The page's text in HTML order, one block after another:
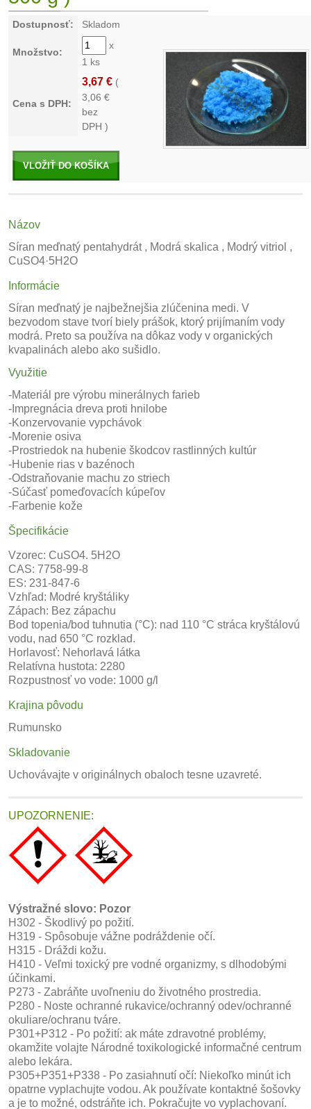
Dostupnosť: Skladom
Množstvo:
x
1 ks
Cena s DPH:
3,67 € (
3,06 €
bez
DPH )
VLOŽIŤ DO KOŠÍKA
Názov
Síran meďnatý pentahydrát , Modrá skalica , Modrý vitriol ,
CuSO4·5H2O
Informácie
Síran meďnatý je najbežnejšia zlúčenina medi. V
bezvodom stave tvorí biely prášok, ktorý prijímaním vody
modrá. Preto sa používa na dôkaz vody v organických
kvapalinách alebo ako sušidlo.
Využitie
-Materiál pre výrobu minerálnych farieb
-Impregnácia dreva proti hnilobe
-Konzervovanie vypchávok
-Morenie osiva
-Prostriedok na hubenie škodcov rastlinných kultúr
-Hubenie rias v bazénoch
-Odstraňovanie machu zo striech
-Súčasť pomeďovacích kúpeľov
-Farbenie kože
Špecifikácie
Vzorec: CuSO4. 5H2O
CAS: 7758-99-8
ES: 231-847-6
Vzhľad: Modré kryštáliky
Zápach: Bez zápachu
Bod topenia/bod tuhnutia (°C): nad 110 °C stráca kryštálovú
vodu, nad 650 °C rozklad.
Horlavosť: Nehorlavá látka
Relatívna hustota: 2280
Rozpustnosť vo vode: 1000 g/l
Krajina pôvodu
Rumunsko
Skladovanie
Uchovávajte v originálnych obaloch tesne uzavreté.
UPOZORNENIE:
Výstražné slovo: Pozor
H302 - Škodlivý po požití.
H319 - Spôsobuje vážne podráždenie očí.
H315 - Dráždi kožu.
H410 - Veľmi toxický pre vodné organizmy, s dlhodobými
účinkami.
P273 - Zabráňte uvoľneniu do životného prostredia.
P280 - Noste ochranné rukavice/ochranný odev/ochranné
okuliare/ochranu tváre.
P301+P312 - Po požití: ak máte zdravotné problémy,
okamžite volajte Národné toxikologické informačné centrum
alebo lekára.
P305+P351+P338 - Po zasiahnutí očí: Niekoľko minút ich
opatrne vyplachujte vodou. Ak používate kontaktné šošovky
a je to možné, odstráňte ich. Pokračujte vo vyplachovaní.